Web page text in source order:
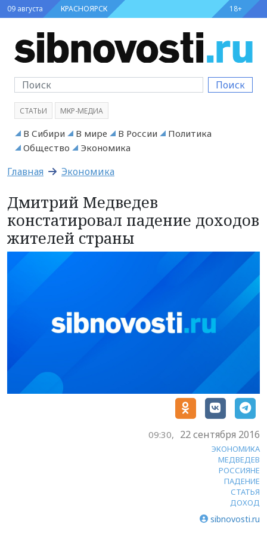
09 августа КРАСНОЯРСК 18+
Поиск
СТАТЬИ МКР-МЕДИА
В Сибири В мире В России
Политика
Общество
Экономика
Главная Экономика
Дмитрий Медведев
констатировал падение доходов
жителей страны
09:30, 22 сентября 2016
ЭКОНОМИКА
МЕДВЕДЕВ
РОССИЯНЕ
ПАДЕНИЕ
СТАТЬЯ
ДОХОД
sibnovosti.ru